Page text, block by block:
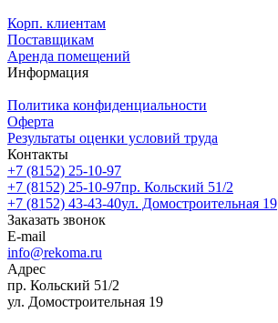
Корп. клиентам
Поставщикам
Аренда помещений
Информация
Политика конфиденциальности
Оферта
Результаты оценки условий труда
Контакты
+7 (8152) 25-10-97
+7 (8152) 25-10-97пр. Кольский 51/2
+7 (8152) 43-43-40ул. Домостроительная 19
Заказать звонок
E-mail
info@rekoma.ru
Адрес
пр. Кольский 51/2
ул. Домостроительная 19